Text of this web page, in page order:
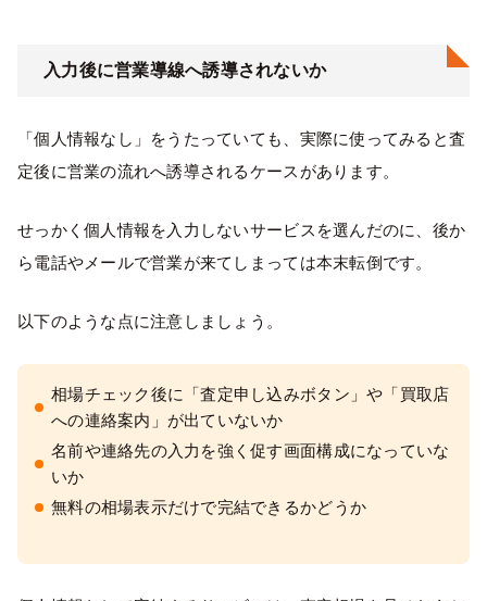
入力後に営業導線へ誘導されないか
「個人情報なし」をうたっていても、実際に使ってみると査
定後に営業の流れへ誘導されるケースがあります。
せっかく個人情報を入力しないサービスを選んだのに、後か
ら電話やメールで営業が来てしまっては本末転倒です。
以下のような点に注意しましょう。
相場チェック後に「査定申し込みボタン」や「買取店
への連絡案内」が出ていないか
名前や連絡先の入力を強く促す画面構成になっていな
いか
無料の相場表示だけで完結できるかどうか